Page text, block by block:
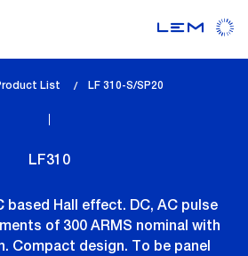
List
lem_current_page
LF 310-S/SP20
LF310
based Hall effect. DC, AC pulse
of 300 ARMS nominal with
Compact design. To be panel